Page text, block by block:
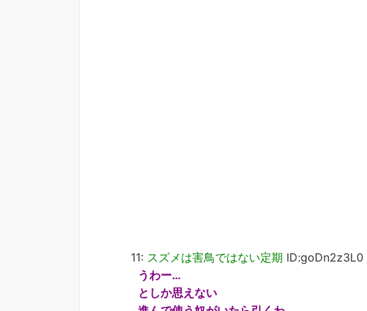
11: スズメは害鳥ではない定期 ID:goDn2z3L0
うわー…
としか思えない